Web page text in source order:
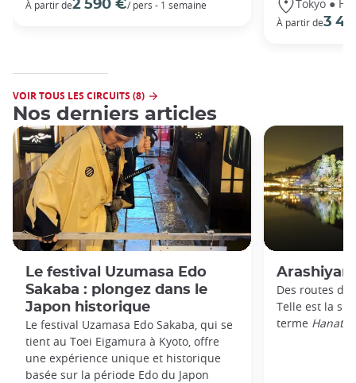
À partir de2 590 €/ pers - 1 semaine
Tokyo ●
À partir de3
VOIR TOUS LES CIRCUITS (8)
Nos derniers articles
Le festival Uzumasa Edo
Sakaba : plongez dans le
Japon historique
Le festival Uzamasa Edo Sakaba, qui se
tient au Toei Eigamura à Kyoto, offre
une expérience unique et historique
basée sur la période Edo du Japon
Des routes
Telle est la
terme